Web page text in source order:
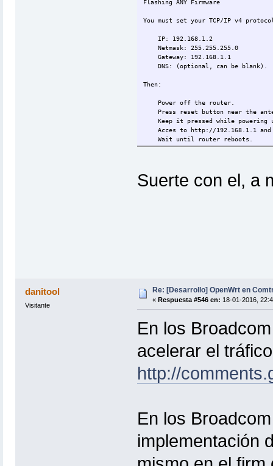
Flashing ANY Firmware
You must set your TCP/IP v4
IP: 192.168.1.2
Netmask: 255.255.255.0
Gateway: 192.168.1.1
DNS: (optional, can be blank).
Then:
Power off the router.
Press reset button near the
Keep it pressed while powering
Acces to http://192.168.1.1
Wait until router reboots.
Suerte con el, a
danitool
Visitante
Re: [Desarrollo] OpenWrt en
« Respuesta #546 en: 18-01-2016,
En los
acelerar el
http://
En los
implementación